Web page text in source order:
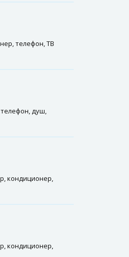
телефон, ТВ
душ,
кондиционер,
кондиционер,